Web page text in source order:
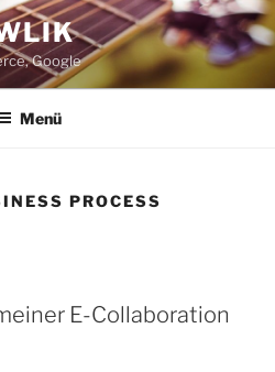
Google
Menü
PROCESS
E-Collaboration